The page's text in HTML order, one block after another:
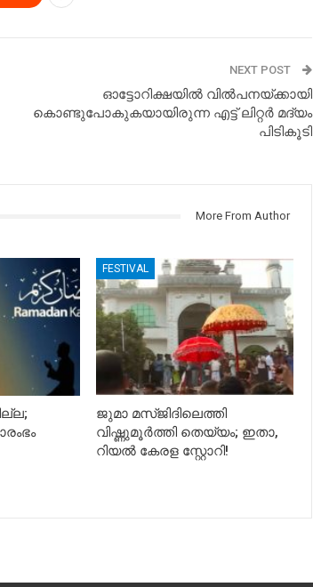
NEXT POST
ഓട്ടോറിക്ഷയിൽ വിൽപനയ്ക്കായി
കൊണ്ടുപോകുകയായിരുന്ന എട്ട് ലിറ്റർ മദ്യം
പിടികൂടി
More From Author
FESTIVAL
ജുമാ മസ്ജിദിലെത്തി
വിഷ്ണുമൂര്‍ത്തി തെയ്യം; ഇതാ,
റിയൽ കേരള സ്റ്റോറി!